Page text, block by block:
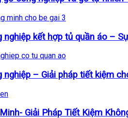
nghiệp kết hợp tủ quần áo –
nghiệp – Giải pháp tiết kiệm
Giải Pháp Tiết Kiệm